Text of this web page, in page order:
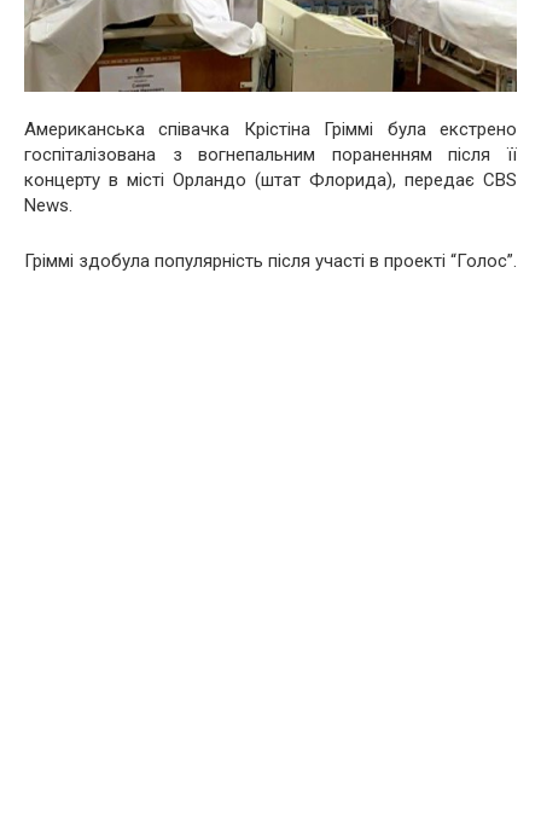
Американська співачка Крістіна Гріммі була екстрено
госпіталізована з вогнепальним пораненням після її
концерту в місті Орландо (штат Флорида), передає CBS
News.
Гріммі здобула популярність після участі в проекті “Голос”.